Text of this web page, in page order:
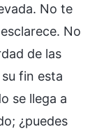
No te
No
de las
fin esta
se llega a
¿puedes